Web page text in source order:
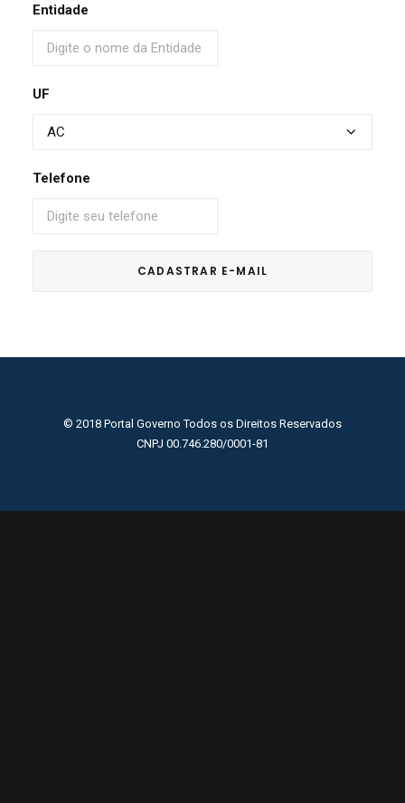
Entidade
UF
Telefone
© 2018 Portal Governo Todos os Direitos Reservados
CNPJ 00.746.280/0001-81